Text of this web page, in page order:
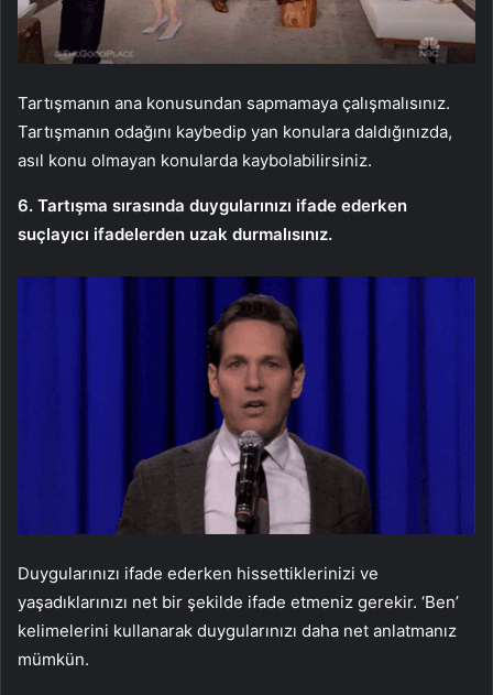
Tartışmanın ana konusundan sapmamaya çalışmalısınız.
Tartışmanın odağını kaybedip yan konulara daldığınızda,
asıl konu olmayan konularda kaybolabilirsiniz.
6. Tartışma sırasında duygularınızı ifade ederken
suçlayıcı ifadelerden uzak durmalısınız.
Duygularınızı ifade ederken hissettiklerinizi ve
yaşadıklarınızı net bir şekilde ifade etmeniz gerekir. ‘Ben’
kelimelerini kullanarak duygularınızı daha net anlatmanız
mümkün.